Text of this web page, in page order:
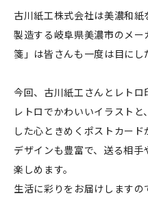
読みもの
イベント・ワークショップ
おしらせ
新規会員登録
古川紙工株式会社は美濃和
製造する岐阜県美濃市のメ
箋」は皆さんも一度は目にし
今回、古川紙工さんとレトロ
レトロでかわいいイラスト
した心ときめくポストカード
デザインも豊富で、送る相
楽しめます。
生活に彩りをお届けします